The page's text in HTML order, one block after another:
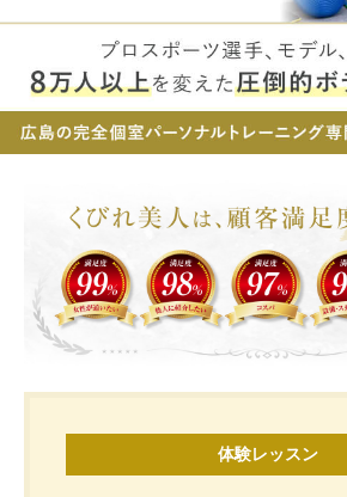
お客様の声（40代）
お客様の声（50代以上）
お客様の声（男性）
体験レッスン